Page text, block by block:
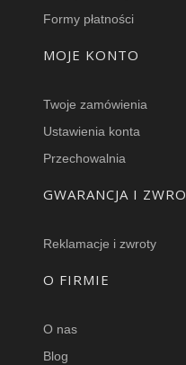
Formy płatności
MOJE KONTO
Twoje zamówienia
Ustawienia konta
Przechowalnia
GWARANCJA I
Reklamacje i zwroty
O FIRMIE
O nas
Blog